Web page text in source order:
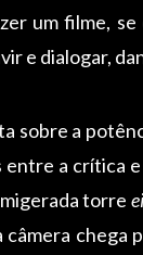
um filme,
e dialogar,
sobre a
a crítica
torre